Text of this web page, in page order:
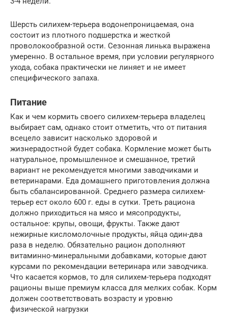
Шерсть силихем-терьера водонепроницаемая, она
состоит из плотного подшерстка и жесткой
проволокообразной ости. Сезонная линька выражена
умеренно. В остальное время, при условии регулярного
ухода, собака практически не линяет и не имеет
специфического запаха.
Питание
Как и чем кормить своего силихем-терьера владелец
выбирает сам, однако стоит отметить, что от питания
всецело зависит насколько здоровой и
жизнерадостной будет собака. Кормление может быть
натуральное, промышленное и смешанное, третий
вариант не рекомендуется многими заводчиками и
ветеринарами. Еда домашнего приготовления должна
быть сбалансированной. Среднего размера силихем-
терьер ест около 600 г. еды в сутки. Треть рациона
должно приходиться на мясо и мясопродукты,
остальное: крупы, овощи, фрукты. Также дают
нежирные кисломолочные продукты, яйца один-два
раза в неделю. Обязательно рацион дополняют
витаминно-минеральными добавками, которые дают
курсами по рекомендации ветеринара или заводчика.
Что касается кормов, то для силихем-терьера подходят
рационы выше премиум класса для мелких собак. Корм
должен соответствовать возрасту и уровню
физической нагрузки